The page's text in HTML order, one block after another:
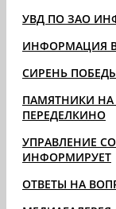
УВД ПО ЗАО
ИНФОРМАЦИЯ
СИРЕНЬ
ПАМЯТНИКИ
ПЕРЕДЕЛКИНО
УПРАВЛЕНИЕ
ИНФОРМИРУЕТ
ОТВЕТЫ НА